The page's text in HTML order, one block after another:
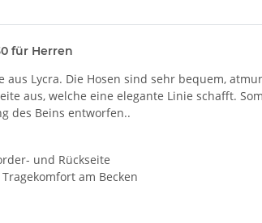
für Herren
aus Lycra. Die Hosen sind sehr bequem,
aus, welche eine elegante Linie schafft.
des Beins entworfen..
und Rückseite
am Becken